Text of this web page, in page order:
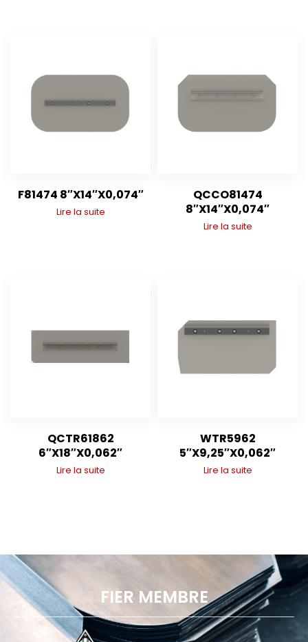
F81474 8″X14″X0,074″
Lire la suite
QCCO81474
8″X14″X0,074″
Lire la suite
QCTR61862
6″X18″X0,062″
Lire la suite
WTR5962
5″X9,25″X0,062″
Lire la suite
FIER MEMBRE